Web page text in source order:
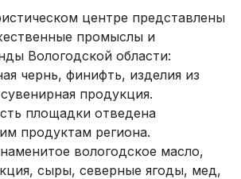
центре представлены
промыслы и
Вологодской области:
чернь, финифть, изделия из
продукция.
площадки отведена
продуктам региона.
вологодское масло,
сыры, северные ягоды, мед,